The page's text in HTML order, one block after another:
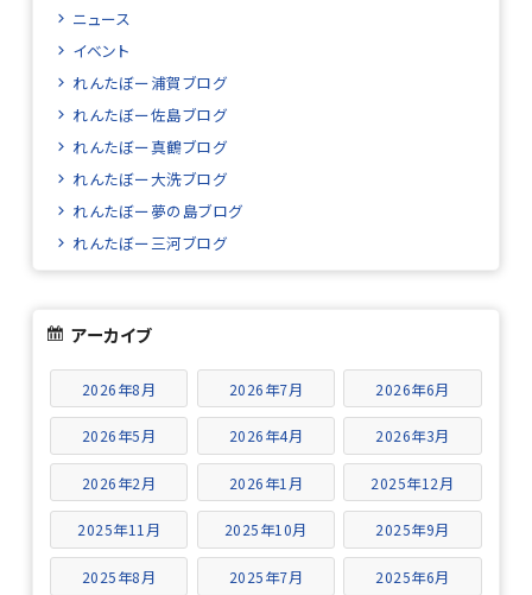
ニュース
イベント
れんたぼー浦賀ブログ
れんたぼー佐島ブログ
れんたぼー真鶴ブログ
れんたぼー大洗ブログ
れんたぼー夢の島ブログ
れんたぼー三河ブログ
アーカイブ
2026年8月 2026年7月 2026年6月
2026年5月 2026年4月 2026年3月
2026年2月 2026年1月 2025年12月
2025年11月 2025年10月 2025年9月
2025年8月 2025年7月 2025年6月